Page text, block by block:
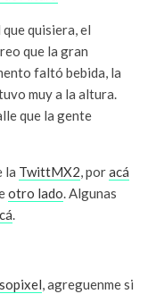
quisiera, el
que la gran
faltó bebida, la
muy a la altura.
que la gente
la TwittMX2 , poracá
otro lado . Algunas
, agreguenme si